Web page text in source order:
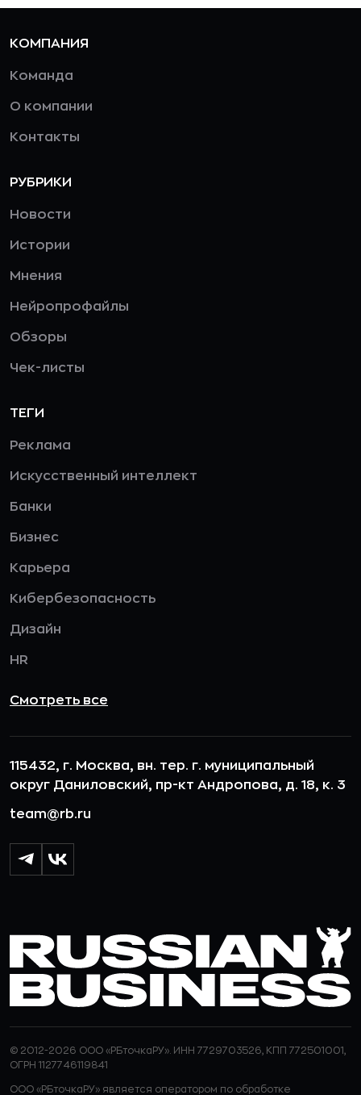
КОМПАНИЯ
Команда
О компании
Контакты
РУБРИКИ
Новости
Истории
Мнения
Нейропрофайлы
Обзоры
Чек-листы
ТЕГИ
Реклама
Искусственный интеллект
Банки
Бизнес
Карьера
Кибербезопасность
Дизайн
HR
Смотреть все
115432, г. Москва, вн. тер. г. муниципальный
округ Даниловский, пр-кт Андропова, д. 18, к. 3
team@rb.ru
© 2012-2026 ООО «РБточкаРУ». ИНН 7729703526, КПП 772501001,
ОГРН 1127746119841
ООО «РБточкаРУ» является оператором по обработке